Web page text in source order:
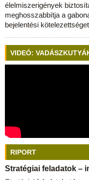
élelmiszerigények
meghosszabbítja a
bejelentési
VIDEÓ:
RIPORT
Stratégiai feladatok –